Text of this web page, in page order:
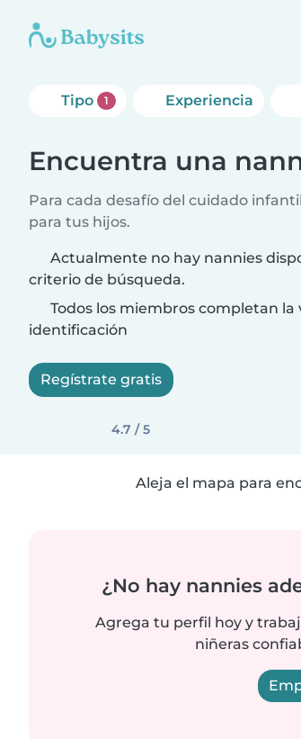
Tipo 1 Experiencia
Encuentra una
Para cada desafío del cuidado
para tus hijos.
Actualmente no hay nannies
criterio de búsqueda.
Todos los miembros completan
identificación
Regístrate gratis
4.7 / 5
Aleja el mapa para
¿No hay nannies
Agrega tu perfil hoy y
niñeras